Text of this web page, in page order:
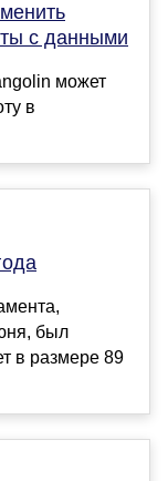
с данными
может
в
был
в размере 89